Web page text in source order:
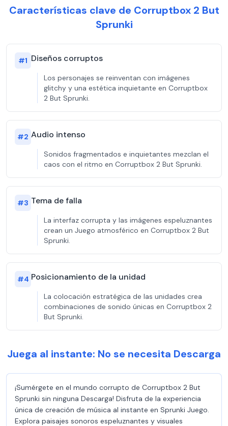
Características clave de Corruptbox 2 But
Sprunki
#1 Diseños corruptos
Los personajes se reinventan con imágenes
glitchy y una estética inquietante en Corruptbox
2 But Sprunki.
#2 Audio intenso
Sonidos fragmentados e inquietantes mezclan el
caos con el ritmo en Corruptbox 2 But Sprunki.
#3 Tema de falla
La interfaz corrupta y las imágenes espeluznantes
crean un Juego atmosférico en Corruptbox 2 But
Sprunki.
#4 Posicionamiento de la unidad
La colocación estratégica de las unidades crea
combinaciones de sonido únicas en Corruptbox 2
But Sprunki.
Juega al instante: No se necesita Descarga
¡Sumérgete en el mundo corrupto de Corruptbox 2 But
Sprunki sin ninguna Descarga! Disfruta de la experiencia
única de creación de música al instante en Sprunki Juego.
Explora paisajes sonoros espeluznantes y visuales